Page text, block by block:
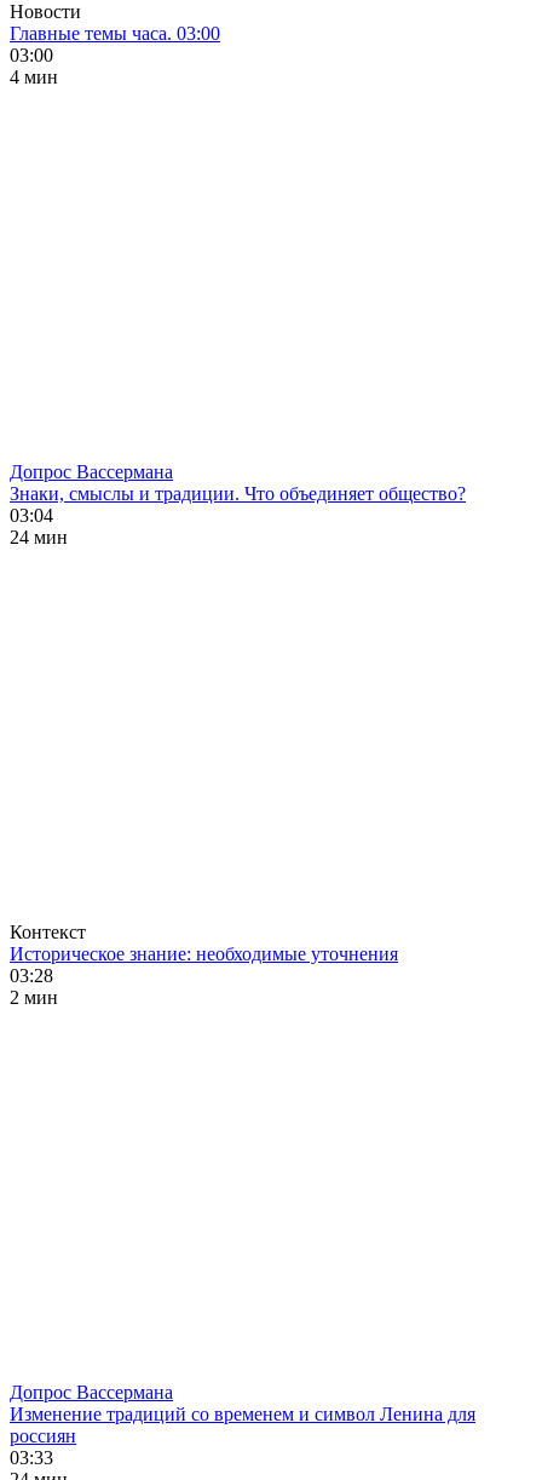
Новости
Главные темы часа. 03:00
03:00
4 мин
Допрос Вассермана
Знаки, смыслы и традиции. Что объединяет общество?
03:04
24 мин
Контекст
Историческое знание: необходимые уточнения
03:28
2 мин
Допрос Вассермана
Изменение традиций со временем и символ Ленина для
россиян
03:33